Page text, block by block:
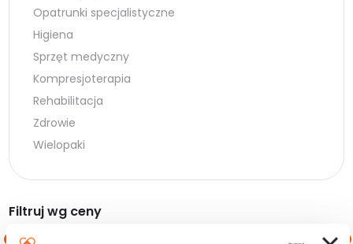
Opatrunki specjalistyczne
Higiena
Sprzęt medyczny
Kompresjoterapia
Rehabilitacja
Zdrowie
Wielopaki
Filtruj wg ceny